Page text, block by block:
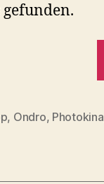
gefunden.
, Ondro, Photokina